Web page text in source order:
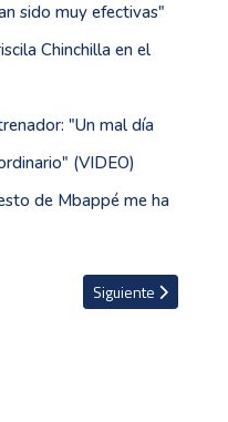
sido muy efectivas"
Chinchilla en el
"Un mal día
(VIDEO)
de Mbappé me ha
a los octavos con agónica
Artículo siguiente:
Siguiente